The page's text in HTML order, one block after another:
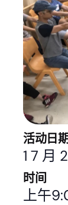
活动日期
1 7 月
时间
上午